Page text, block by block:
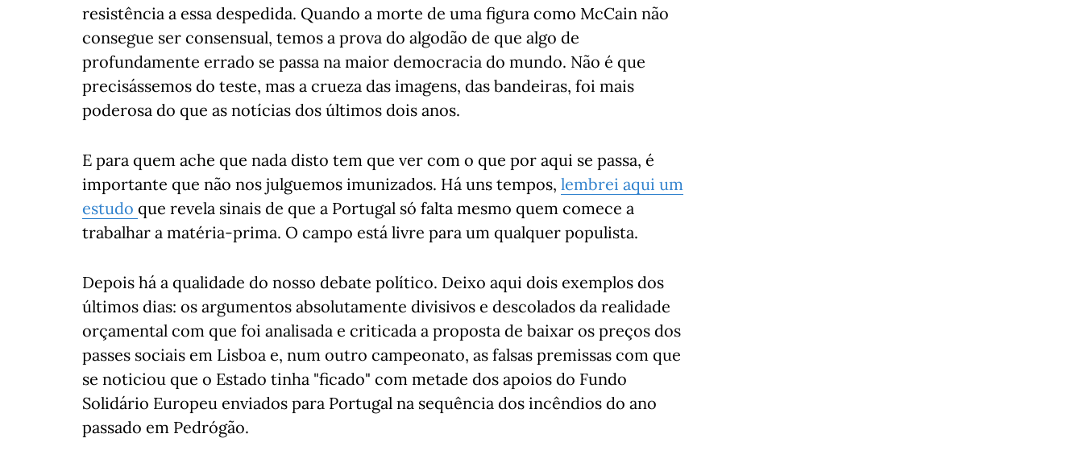
resistência a essa despedida. Quando a morte de uma figura como McCain não
consegue ser consensual, temos a prova do algodão de que algo de
profundamente errado se passa na maior democracia do mundo. Não é que
precisássemos do teste, mas a crueza das imagens, das bandeiras, foi mais
poderosa do que as notícias dos últimos dois anos.
E para quem ache que nada disto tem que ver com o que por aqui se passa, é
importante que não nos julguemos imunizados. Há uns tempos, lembrei aqui um
estudo que revela sinais de que a Portugal só falta mesmo quem comece a
trabalhar a matéria-prima. O campo está livre para um qualquer populista.
Depois há a qualidade do nosso debate político. Deixo aqui dois exemplos dos
últimos dias: os argumentos absolutamente divisivos e descolados da realidade
orçamental com que foi analisada e criticada a proposta de baixar os preços dos
passes sociais em Lisboa e, num outro campeonato, as falsas premissas com que
se noticiou que o Estado tinha "ficado" com metade dos apoios do Fundo
Solidário Europeu enviados para Portugal na sequência dos incêndios do ano
passado em Pedrógão.